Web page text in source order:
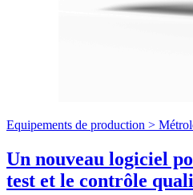
Equipements de production >
Un nouveau logiciel
test et le contrôle